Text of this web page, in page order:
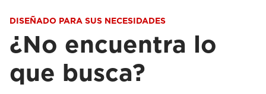
DISEÑADO PARA SUS NECESIDADES
¿No encuentra lo
que busca?